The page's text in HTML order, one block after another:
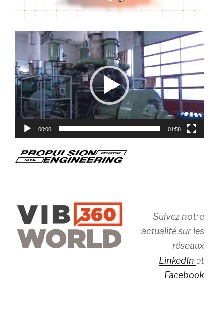
Lecteur
00:00 01:58
Suivez notre
actualité sur les
réseaux
LinkedIn et
Facebook